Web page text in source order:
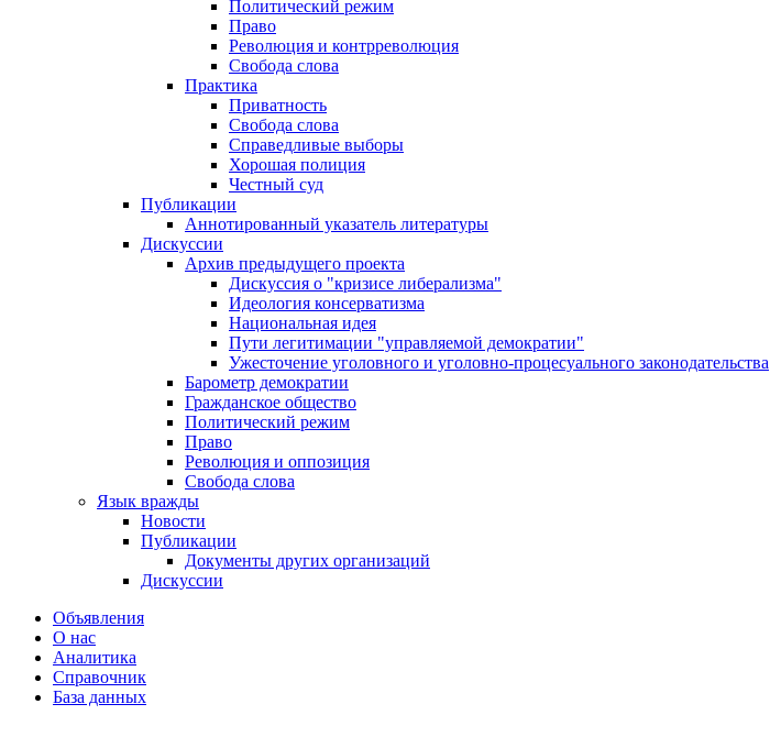
Политический режим
Право
Революция и контрреволюция
Свобода слова
Практика
Приватность
Свобода слова
Справедливые выборы
Хорошая полиция
Честный суд
Публикации
Аннотированный указатель литературы
Дискуссии
Архив предыдущего проекта
Дискуссия о "кризисе либерализма"
Идеология консерватизма
Национальная идея
Пути легитимации "управляемой демократии"
Ужесточение уголовного и уголовно-процесуального законодательства
Барометр демократии
Гражданское общество
Политический режим
Право
Революция и оппозиция
Свобода слова
Язык вражды
Новости
Публикации
Документы других организаций
Дискуссии
Объявления
О нас
Аналитика
Справочник
База данных